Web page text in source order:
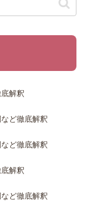
解釈
ど徹底解釈
ど徹底解釈
解釈
ど徹底解釈